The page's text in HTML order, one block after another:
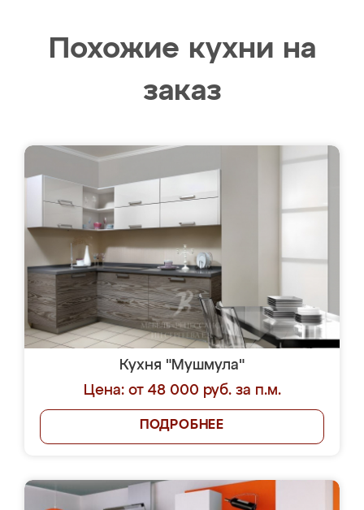
Похожие кухни на
заказ
Кухня "Мушмула"
Цена: от 48 000 руб. за п.м.
ПОДРОБНЕЕ